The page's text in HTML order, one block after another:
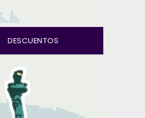
DESCUENTOS